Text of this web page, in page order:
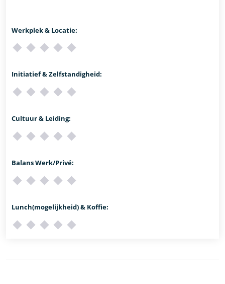
Werkplek & Locatie:
Initiatief & Zelfstandigheid:
Cultuur & Leiding:
Balans Werk/Privé:
Lunch(mogelijkheid) & Koffie: